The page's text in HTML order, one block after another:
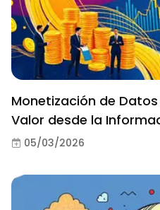
Monetización de
Valor desde la
05/03/2026